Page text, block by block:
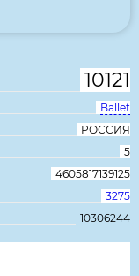
10121
Ballet
РОССИЯ
5
4605817139125
3275
10306244